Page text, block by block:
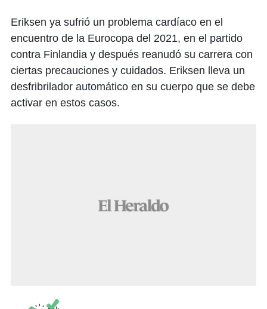
Eriksen ya sufrió un problema cardíaco en el
encuentro de la Eurocopa del 2021, en el partido
contra Finlandia y después reanudó su carrera con
ciertas precauciones y cuidados. Eriksen lleva un
desfribrilador automático en su cuerpo que se debe
activar en estos casos.